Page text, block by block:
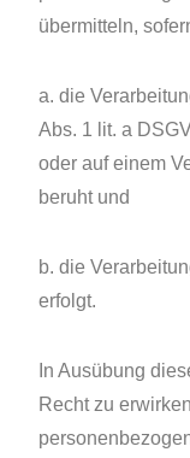
übermitteln,
a. die
Abs. 1 lit. a
oder auf einem
beruht und
b. die
erfolgt.
In Ausübung
Recht zu